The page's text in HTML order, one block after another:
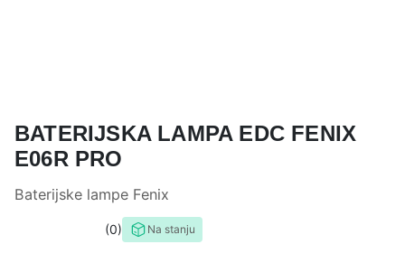
BATERIJSKA LAMPA EDC FENIX
E06R PRO
Baterijske lampe Fenix
0 Na stanju